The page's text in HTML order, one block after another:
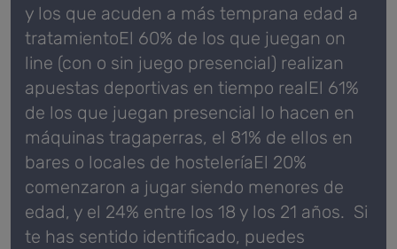
y los que acuden a más temprana edad a
tratamientoEl 60% de los que juegan on
line (con o sin juego presencial) realizan
apuestas deportivas en tiempo realEl 61%
de los que juegan presencial lo hacen en
máquinas tragaperras, el 81% de ellos en
bares o locales de hosteleríaEl 20%
comenzaron a jugar siendo menores de
edad, y el 24% entre los 18 y los 21 años. Si
te has sentido identificado, puedes